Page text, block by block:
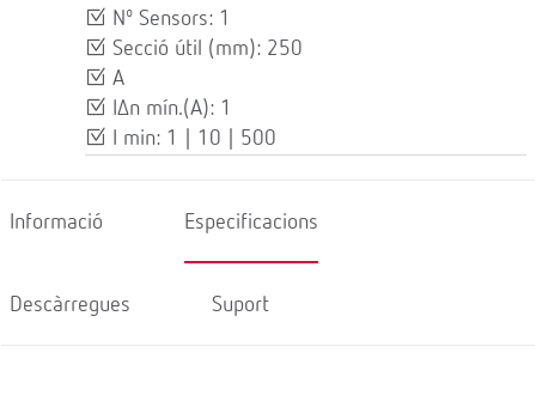
Nº Sensors: 1
Secció útil (mm): 250
A
IΔn mín.(A): 1
I min: 1 | 10 | 500
Informació Especificacions
Descàrregues Suport